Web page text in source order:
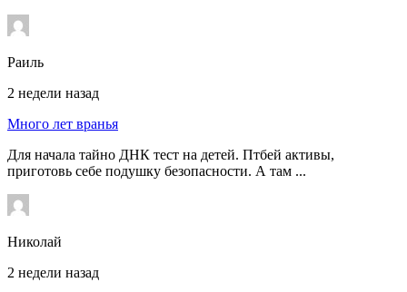
Раиль
2 недели назад
Много лет вранья
Для начала тайно ДНК тест на детей. Птбей активы,
приготовь себе подушку безопасности. А там ...
Николай
2 недели назад